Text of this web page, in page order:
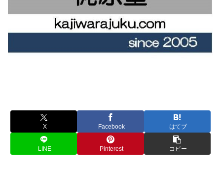
X Facebook はてブ
LINE Pinterest コピー